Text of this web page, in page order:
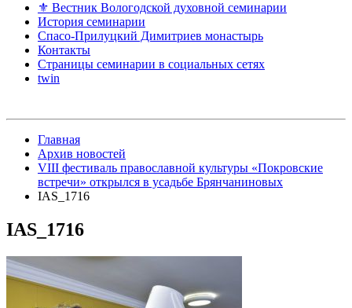
⚜ Вестник Вологодской духовной семинарии
История семинарии
Спасо-Прилуцкий Димитриев монастырь
Контакты
Страницы семинарии в социальных сетях
twin
Главная
Архив новостей
VIII фестиваль православной культуры «Покровские
встречи» открылся в усадьбе Брянчаниновых
IAS_1716
IAS_1716